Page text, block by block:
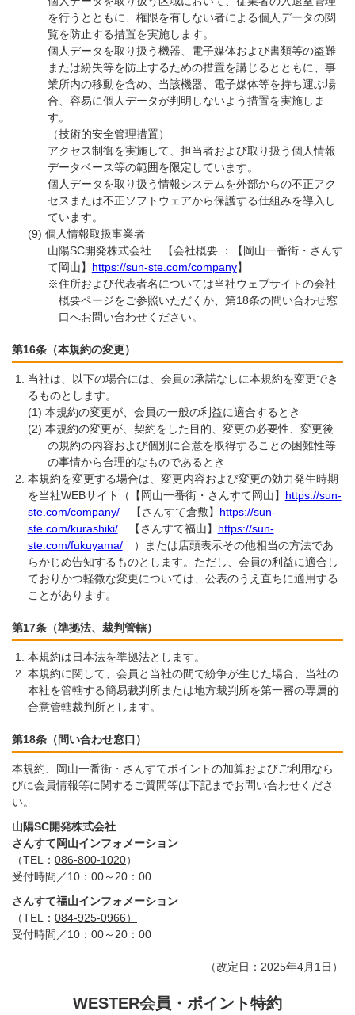
を行うとともに、権限を有しない者による個人データの閲
覧を防止する措置を実施します。
個人データを取り扱う機器、電子媒体および書類等の盗難
または紛失等を防止するための措置を講じるとともに、事
業所内の移動を含め、当該機器、電子媒体等を持ち運ぶ場
合、容易に個人データが判明しないよう措置を実施しま
す。
（技術的安全管理措置）
アクセス制御を実施して、担当者および取り扱う個人情報
データベース等の範囲を限定しています。
個人データを取り扱う情報システムを外部からの不正アク
セスまたは不正ソフトウェアから保護する仕組みを導入し
ています。
個人情報取扱事業者
山陽SC開発株式会社 【会社概要 ：【岡山一番街・さんす
て岡山】 https://sun-ste.com/company】
※住所および代表者名については当社ウェブサイトの会社
概要ページをご参照いただくか、第18条の問い合わせ窓
口へお問い合わせください。
第16条（本規約の変更）
当社は、以下の場合には、会員の承諾なしに本規約を変更でき
るものとします。
本規約の変更が、会員の一般の利益に適合するとき
本規約の変更が、契約をした目的、変更の必要性、変更後
の規約の内容および個別に合意を取得することの困難性等
の事情から合理的なものであるとき
本規約を変更する場合は、変更内容および変更の効力発生時期
を当社WEBサイト（【岡山一番街・さんすて岡山】 https://sun-
ste.com/company/【さんすて倉敷】 https://sun-
ste.com/kurashiki/【さんすて福山】 https://sun-
ste.com/fukuyama/）または店頭表示その他相当の方法であ
らかじめ告知するものとします。ただし、会員の利益に適合し
ておりかつ軽微な変更については、公表のうえ直ちに適用する
ことがあります。
第17条（準拠法、裁判管轄）
本規約は日本法を準拠法とします。
本規約に関して、会員と当社の間で紛争が生じた場合、当社の
本社を管轄する簡易裁判所または地方裁判所を第一審の専属的
合意管轄裁判所とします。
第18条（問い合わせ窓口）
本規約、岡山一番街・さんすてポイントの加算およびご利用なら
びに会員情報等に関するご質問等は下記までお問い合わせくださ
い。
山陽SC開発株式会社
さんすて岡山インフォメーション
（TEL： 086-800-1020）
受付時間／10：00～20：00
さんすて福山インフォメーション
（TEL： 084-925-0966）
受付時間／10：00～20：00
（改定日：2025年4月1日）
WESTER会員・ポイント特約